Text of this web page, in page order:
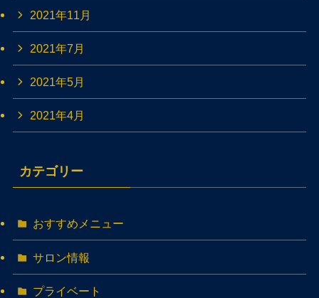
2021年11月
2021年7月
2021年5月
2021年4月
カテゴリー
おすすめメニュー
サロン情報
プライベート